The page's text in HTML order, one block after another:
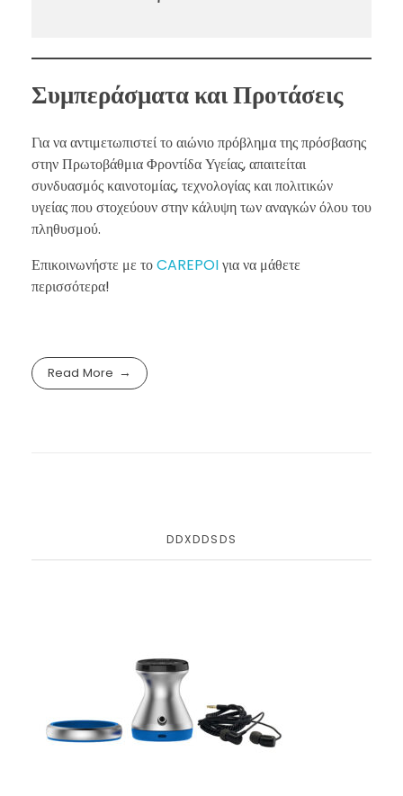
Συμπεράσματα και Προτάσεις
Για να αντιμετωπιστεί το αιώνιο πρόβλημα της πρόσβασης
στην Πρωτοβάθμια Φροντίδα Υγείας, απαιτείται
συνδυασμός καινοτομίας, τεχνολογίας και πολιτικών
υγείας που στοχεύουν στην κάλυψη των αναγκών όλου του
πληθυσμού.
Επικοινωνήστε με τοCAREPOIγια να μάθετε
περισσότερα!
Read More
DDXDDSDS